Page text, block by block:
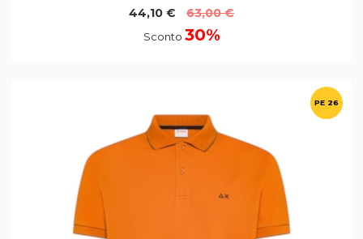
44,10 €
63,00 €
Sconto 30%
PE 26